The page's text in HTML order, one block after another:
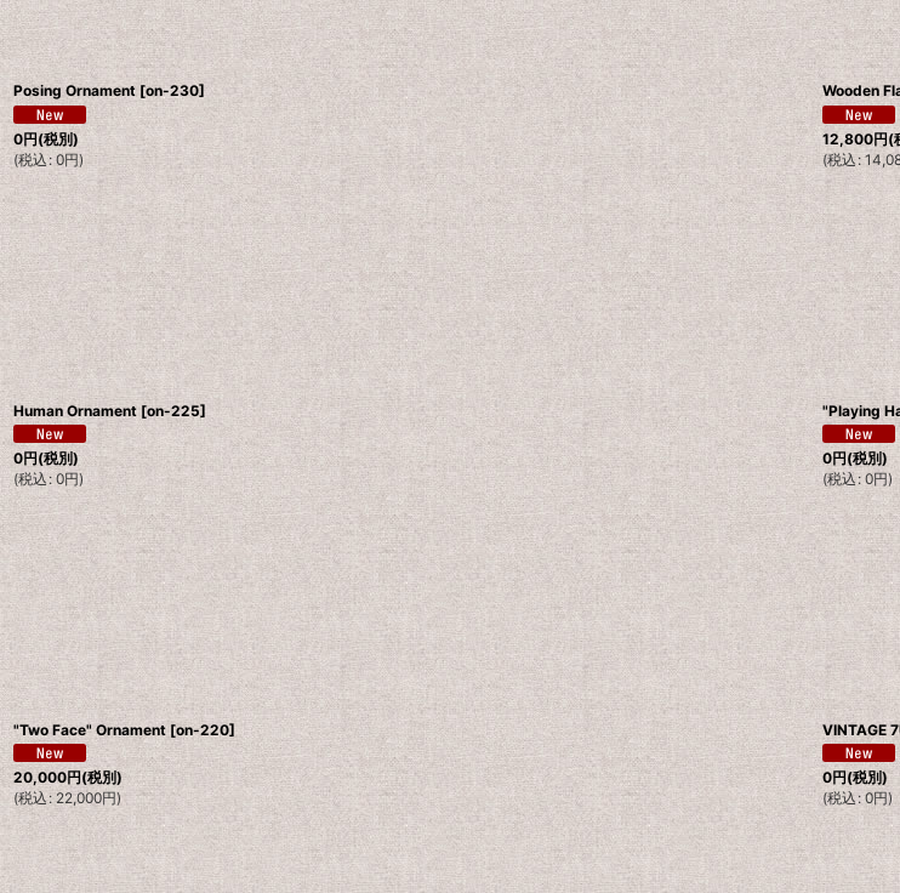
Posing Ornament [on-230]
0円(税別)
(税込 : 0円)
Wooden
12,800円(
(税込 :
Human Ornament [on-225]
0円(税別)
(税込: 0円)
"Playing
0円(税別)
(税込 : 0円)
"Two Face" Ornament [on-220]
20,000円(税別)
(税込: 22,000円)
VINTAGE
0円(税別)
(税込 : 0円)